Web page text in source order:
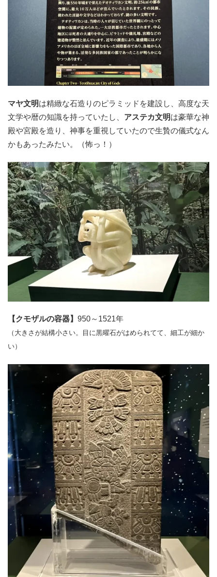
マヤ文明は精緻な石造りのピラミッドを建設し、高度な天
文学や暦の知識を持っていたし、 アステカ文明は豪華な神
殿や宮殿を造り、神事を重視していたので生贄の儀式なん
かもあったみたい。（怖っ！）
【クモザルの容器】 950～1521年
（大きさが結構小さい。目に黒曜石がはめられてて、細工が細か
い）